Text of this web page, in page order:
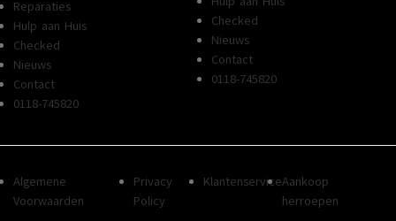
Reparaties
Hulp aan Huis
Checked
Nieuws
Contact
0118-745820
Checked
Nieuws
Contact
0118-745820
Algemene
Voorwaarden
Privacy
Policy
KlantenserviceAankoop
herroepen